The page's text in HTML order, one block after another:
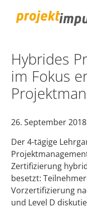
projektimpulse
Hybrides
im Fokus
26. September 2018
Der 4-tägige
Zertifizierung
besetzt:
Vorzertifizierung
und Level D